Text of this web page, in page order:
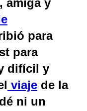
amiga y
para
para
difícil y
viaje de la
ni un